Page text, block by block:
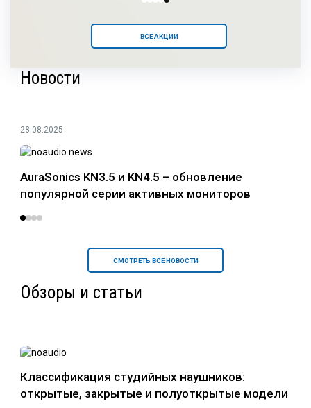
ВСЕ АКЦИИ
Новости
28.08.2025
AuraSonics KN3.5 и KN4.5 – обновление
популярной серии активных мониторов
СМОТРЕТЬ ВСЕ НОВОСТИ
Обзоры и статьи
Классификация студийных наушников:
открытые, закрытые и полуоткрытые модели